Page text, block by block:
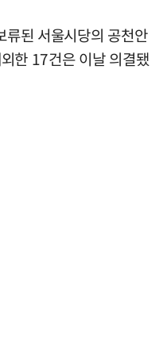
류된 서울시당의 공천안
한 17건은 이날 의결됐